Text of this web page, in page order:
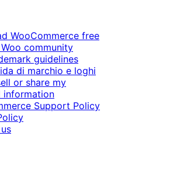
WooCommerce free
community
guidelines
di marchio e loghi
or share my
information
Support Policy